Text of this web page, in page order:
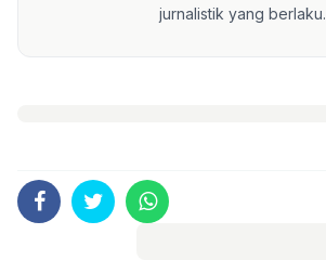
jurnalistik yang berlaku.